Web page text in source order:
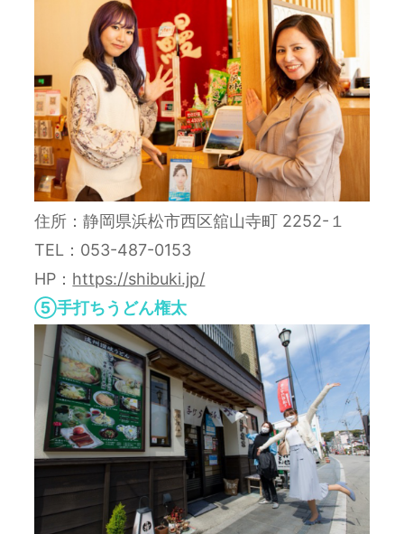
住所：静岡県浜松市西区舘山寺町 2252-１
TEL：053-487-0153
HP： https://shibuki.jp/
⑤手打ちうどん権太